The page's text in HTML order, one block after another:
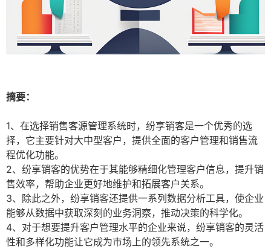
摘要：
1、在选择销售客源管理系统时，纷享销客是一个优秀的选
择，它主要针对大中型客户，提供全面的客户管理和销售流
程优化功能。
2、纷享销客的优势在于其能够精细化管理客户信息，提升销
售效率，帮助企业更好地维护和拓展客户关系。
3、除此之外，纷享销客还提供一系列数据分析工具，使企业
能够从数据中获取深刻的业务洞察，推动决策的科学化。
4、对于想要提升客户管理水平的企业来说，纷享销客的灵活
性和多样化功能让它成为市场上的领先系统之一。